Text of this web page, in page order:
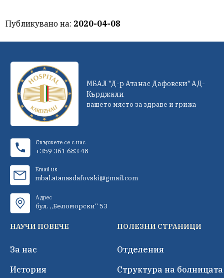
Публикувано на: 2020-04-08
МБАЛ "Д-р Атанас Дафовски" АД-
Кърджали
вашето място за здраве и грижа
Свържете се с нас
+359 361 683 48
Email us
mbal.atanasdafovski@gmail.com
Адрес
бул. „Беломорски“ 53
НАУЧИ ПОВЕЧЕ
За нас
История
ПОЛЕЗНИ СТРАНИЦИ
Отделения
Структура на болницата